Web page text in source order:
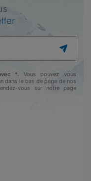
*. Vous pouvez vous
dans le bas de page de nos
vous sur notre page